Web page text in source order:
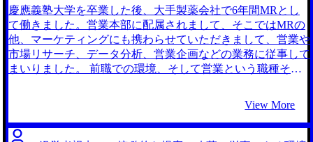
方であれば安心してお任せできると直感し、他社と比較する
ことなくそのままサポートをお願いすることにいたしまし
た。 入念なケース面接対策をしてくださったことが印象的
でした。普通の面接対策にしても、マンツーマンで丁寧に、
私という人間の魅力を丁寧に引き出してくれるような、その
がってきたと思います。 現状の環境に対して「何かが違
う」と必要性を感じた瞬間に、迷わずすぐに動き出したこと
です。違和感を覚えながらも、変化を恐れてずるずると同じ
とができ、医療業界と同様に直接社会貢献ができるという点
にも魅力を感じました。 そして何より、年齢や社内政治に
関係なく、仕事の成果がそのまま報酬や評価に直結する給与
体系であることに惹かれ、M&A仲介会社へ転職したいと思
うようになりました。 大手エージェント2社とMyVisionさん
ましくないところが良かったです。後述しますがただの客で
はなく、私という人間にしっかりと向き合ってくれていると
慶應義塾大学を卒業した後、大手製薬会社で6年間MRとし
て働きました。営業本部に配属されまして、そこではMRの
他、マーケティングにも携わらせていただきまして、営業や
市場リサーチ、データ分析、営業企画などの業務に従事して
まいりました。 前職での環境、そして営業という職種その
不満がありました。 担当エリアでどれだけ苦労して計画を
200%達成しても、給与への反映は微々たるものでした。一
View More